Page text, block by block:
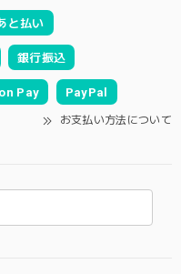
と払い
銀行振込
Pay PayPal
お支払い方法について